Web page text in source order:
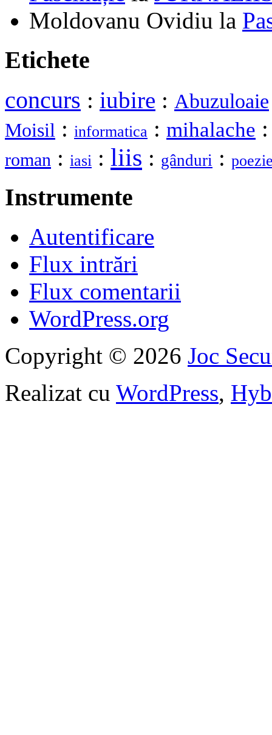
Moldovanu Ovidiu la
Etichete
concurs : iubire : Abuzuloaie
Moisil : informatica : mihalache
roman : iasi : liis : gânduri :
Instrumente
Autentificare
Flux intrări
Flux comentarii
WordPress.org
Copyright © 2026 Joc
Realizat cu WordPress,